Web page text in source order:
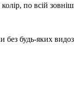
по всій
будь-яких